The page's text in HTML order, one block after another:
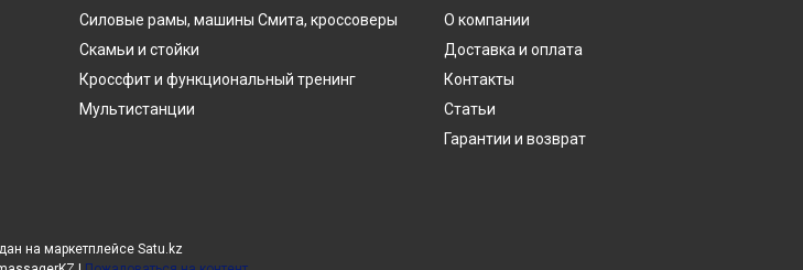
Силовые рамы, машины Смита, кроссоверы
Скамьи и стойки
Кроссфит и функциональный тренинг
Мультистанции
О компании
Доставка и оплата
Контакты
Статьи
Гарантии и возврат
на маркетплейсе Satu.kz